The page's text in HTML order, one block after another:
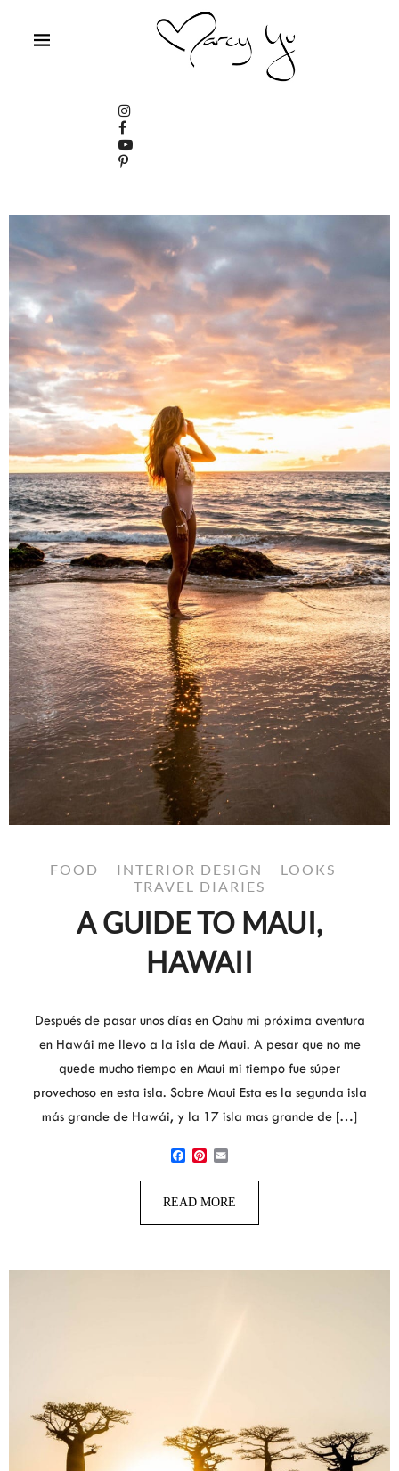
FOOD INTERIOR DESIGN
LOOKS
TRAVEL DIARIES
A GUIDE TO MAUI,
HAWAII
Después de pasar unos días en Oahu mi próxima aventura
en Hawái me llevo a la isla de Maui. A pesar que no me
quede mucho tiempo en Maui mi tiempo fue súper
provechoso en esta isla. Sobre Maui Esta es la segunda isla
más grande de Hawái, y la 17 isla mas grande de […]
READ MORE